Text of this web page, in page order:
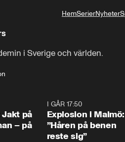
HemSerierNyheter
i Sverige och världen.
på
– på
I GÅR 17:50
Explosion i Malmö:
”Håren på benen
reste sig”